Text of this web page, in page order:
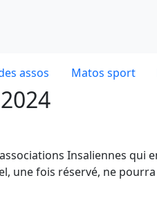
assos Matos sport
Insaliennes qui
une fois réservé, ne